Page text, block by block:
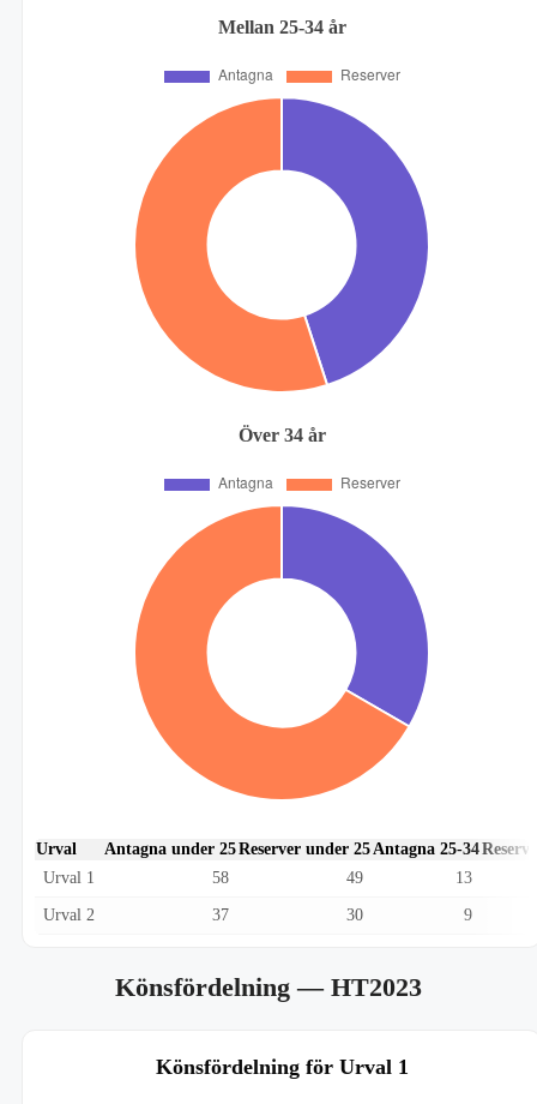
Mellan 25-34 år
Över 34 år
Urval Antagna under 25Reserver under 25 Antagna 25-34
Urval 1
58 49 13
Urval 2 37 30 9
Könsfördelning— HT2023
Könsfördelning för Urval 1